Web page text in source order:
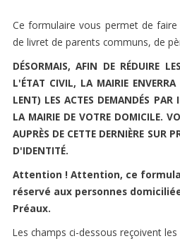
VIE PRATIQUE
ENVIRONNEMENT
PATRIMOINE
URBANISME
RISQUES MAJEURS
CONTACTER LA
Place de la République
Ce formulaire vous permet de
de livret de parents communs, de
DÉSORMAIS, AFIN DE RÉDUIRE
L'ÉTAT CIVIL, LA MAIRIE
LENT) LES ACTES DEMANDÉS PAR
LA MAIRIE DE VOTRE DOMICILE.
AUPRÈS DE CETTE DERNIÈRE SUR
D'IDENTITÉ.
Attention ! Attention, ce
réservé aux personnes
Préaux.
Les champs ci-dessous reçoivent